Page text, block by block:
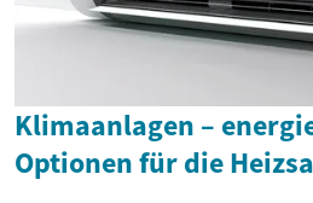
Klimaanlagen –
Optionen für die